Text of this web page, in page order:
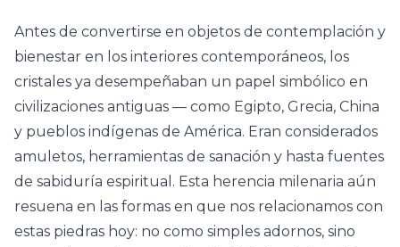
Antes de convertirse en objetos de contemplación y
bienestar en los interiores contemporáneos, los
cristales ya desempeñaban un papel simbólico en
civilizaciones antiguas — como Egipto, Grecia, China
y pueblos indígenas de América. Eran considerados
amuletos, herramientas de sanación y hasta fuentes
de sabiduría espiritual. Esta herencia milenaria aún
resuena en las formas en que nos relacionamos con
estas piedras hoy: no como simples adornos, sino